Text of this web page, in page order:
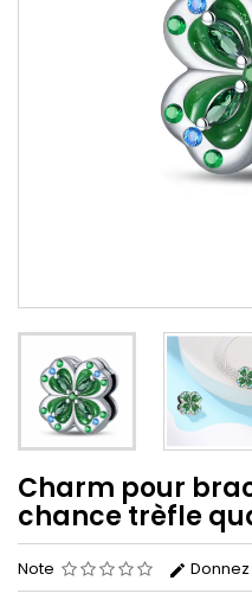
Charm pour
chance trèfle
Note